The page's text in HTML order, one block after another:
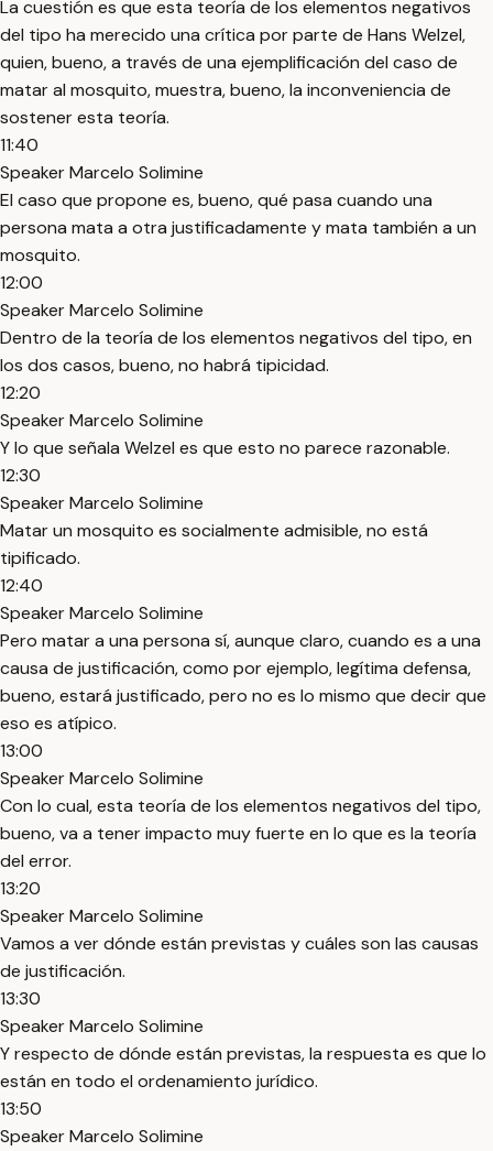
La cuestión es que esta teoría de los elementos negativos
del tipo ha merecido una crítica por parte de Hans Welzel,
quien, bueno, a través de una ejemplificación del caso de
matar al mosquito, muestra, bueno, la inconveniencia de
sostener esta teoría.
11:40
Speaker Marcelo Solimine
El caso que propone es, bueno, qué pasa cuando una
persona mata a otra justificadamente y mata también a un
mosquito.
12:00
Speaker Marcelo Solimine
Dentro de la teoría de los elementos negativos del tipo, en
los dos casos, bueno, no habrá tipicidad.
12:20
Speaker Marcelo Solimine
Y lo que señala Welzel es que esto no parece razonable.
12:30
Speaker Marcelo Solimine
Matar un mosquito es socialmente admisible, no está
tipificado.
12:40
Speaker Marcelo Solimine
Pero matar a una persona sí, aunque claro, cuando es a una
causa de justificación, como por ejemplo, legítima defensa,
bueno, estará justificado, pero no es lo mismo que decir que
eso es atípico.
13:00
Speaker Marcelo Solimine
Con lo cual, esta teoría de los elementos negativos del tipo,
bueno, va a tener impacto muy fuerte en lo que es la teoría
del error.
13:20
Speaker Marcelo Solimine
Vamos a ver dónde están previstas y cuáles son las causas
de justificación.
13:30
Speaker Marcelo Solimine
Y respecto de dónde están previstas, la respuesta es que lo
están en todo el ordenamiento jurídico.
13:50
Speaker Marcelo Solimine